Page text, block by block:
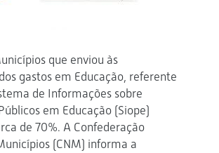
que enviou às
gastos em Educação, referente
de Informações sobre
em Educação (Siope)
de 70%. A Confederação
(CNM) informa a